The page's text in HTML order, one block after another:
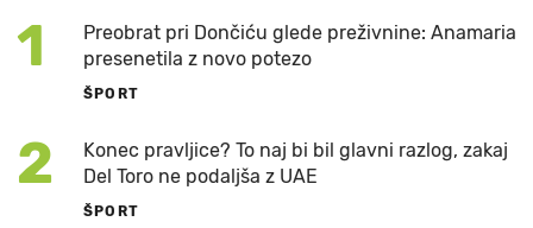
1
Preobrat pri Dončiću glede preživnine: Anamaria
presenetila z novo potezo
ŠPORT
2
Konec pravljice? To naj bi bil glavni razlog, zakaj
Del Toro ne podaljša z UAE
ŠPORT